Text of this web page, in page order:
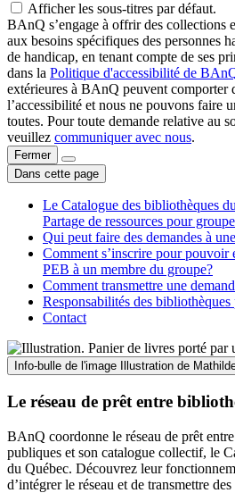
Afficher les sous-titres par défaut.
BAnQ s’engage à offrir des collections
aux besoins spécifiques des personnes
de handicap, en tenant compte de ses
dans la Politique d'accessibilité de
extérieures à BAnQ peuvent comporter
l’accessibilité et nous ne pouvons faire
toutes. Pour toute demande relative au
veuillez communiquer avec nous.
Fermer
Dans cette page
Le Catalogue des bibliothèques
Partage de ressources pour
Qui peut faire des demandes à
Comment s’inscrire pour pouvoir
PEB à un membre du groupe?
Comment transmettre une
Responsabilités des bibliothèques
Contact
Info-bulle de l'image Illustration de
Le réseau de prêt entre
BAnQ coordonne le réseau de prêt
publiques et son catalogue collectif, le
du Québec. Découvrez leur
d’intégrer le réseau et de transmettre